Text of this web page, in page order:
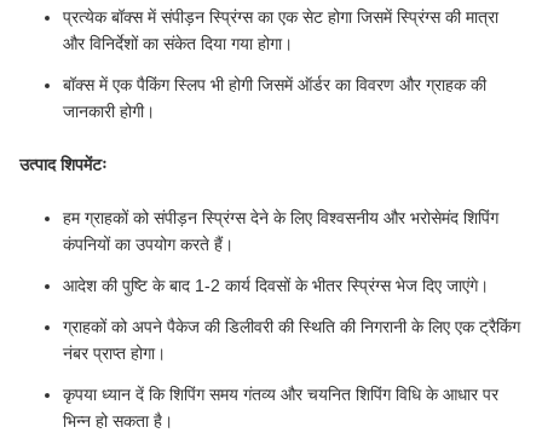
प्रत्येक बॉक्स में संपीड़न स्प्रिंग्स का एक सेट होगा जिसमें स्प्रिंग्स की मात्रा
और विनिर्देशों का संकेत दिया गया होगा।
बॉक्स में एक पैकिंग स्लिप भी होगी जिसमें ऑर्डर का विवरण और ग्राहक की
जानकारी होगी।
उत्पाद शिपमेंटः
हम ग्राहकों को संपीड़न स्प्रिंग्स देने के लिए विश्वसनीय और भरोसेमंद शिपिंग
कंपनियों का उपयोग करते हैं।
आदेश की पुष्टि के बाद 1-2 कार्य दिवसों के भीतर स्प्रिंग्स भेज दिए जाएंगे।
ग्राहकों को अपने पैकेज की डिलीवरी की स्थिति की निगरानी के लिए एक ट्रैकिंग
नंबर प्राप्त होगा।
कृपया ध्यान दें कि शिपिंग समय गंतव्य और चयनित शिपिंग विधि के आधार पर
भिन्न हो सकता है।